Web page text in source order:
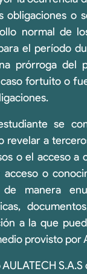
o
normal de
el período
prórroga del
fortuito o
se
a
o el acceso a
o
manera
a la que
provisto por